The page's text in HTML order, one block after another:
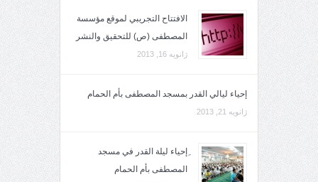
الافتتاح التجريبي لموقع مؤسسة
المصطفى (ص) للتحقيق والنشر
ژانویه 16, 2013
إحياء ليالي القدر بمسجد المصطفى بأم الحمام
ژانویه 21, 2013
ِإحياء ليلة القدر في مسجد
المصطفى بأم الحمام